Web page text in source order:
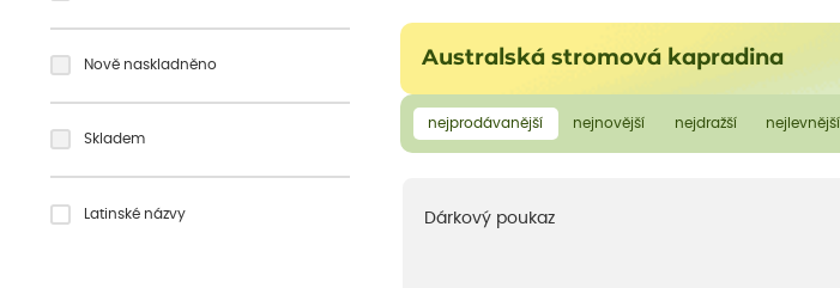
Australská stromová kapradina
nejprodávanější nejnovější nejdražší nejlevnější
Nově naskladněno
Skladem
Latinské názvy Dárkový poukaz